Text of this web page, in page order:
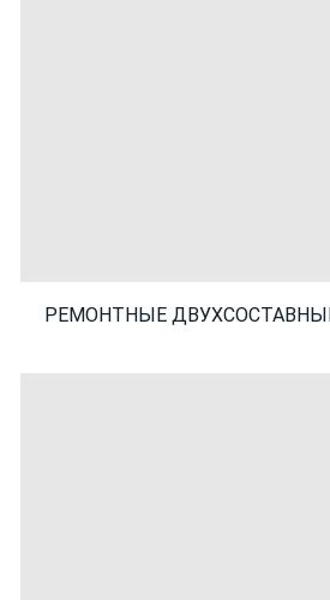
РЕМОНТНЫЕ